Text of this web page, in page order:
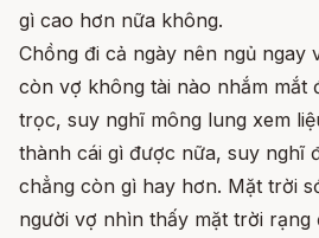
gì cao hơn nữa không.
Chồng đi cả ngày nên ngủ ngay
còn vợ không tài nào nhắm mắt
trọc, suy nghĩ mông lung xem
thành cái gì được nữa, suy nghĩ
chẳng còn gì hay hơn. Mặt trời
người vợ nhìn thấy mặt trời rạng